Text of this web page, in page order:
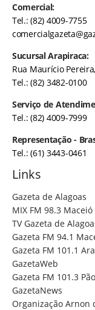
Comercial:
Tel.: (82) 4009-7755
Sucursal Arapiraca:
Rua Maurício
Tel.: (82) 3482-0100
Serviço de
Tel.: (82) 4009-7999
Representação -
Tel.: (61) 3443-0461
Links
Gazeta de Alagoas
MIX FM 98.3 Maceió
TV Gazeta de
Gazeta FM 94.1
Gazeta FM 101.1
GazetaWeb
Gazeta FM 101.3
GazetaNews
Organização Arnon